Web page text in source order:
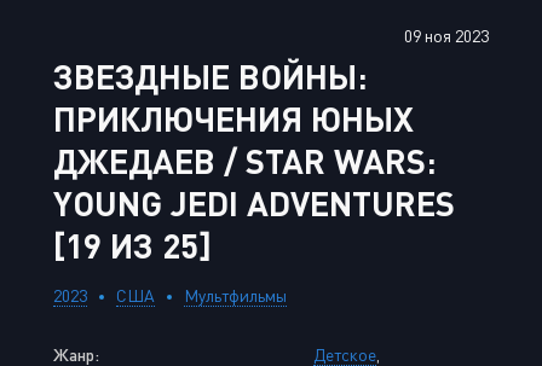
09 ноя 2023
ЗВЕЗДНЫЕ ВОЙНЫ:
ПРИКЛЮЧЕНИЯ ЮНЫХ
ДЖЕДАЕВ / STAR WARS:
YOUNG JEDI ADVENTURES
[19 ИЗ 25]
2023 США Мультфильмы
Жанр: Детское